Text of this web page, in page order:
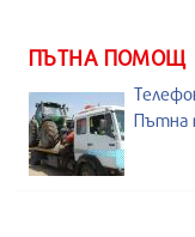
ПЪТНА ПОМОЩ
Пътна